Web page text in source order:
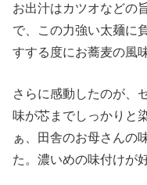
お出汁はカツオなどの
で、この力強い太麺に
すする度にお蕎麦の風
さらに感動したのが、
味が芯までしっかりと
ぁ、田舎のお母さんの
た。濃いめの味付けが